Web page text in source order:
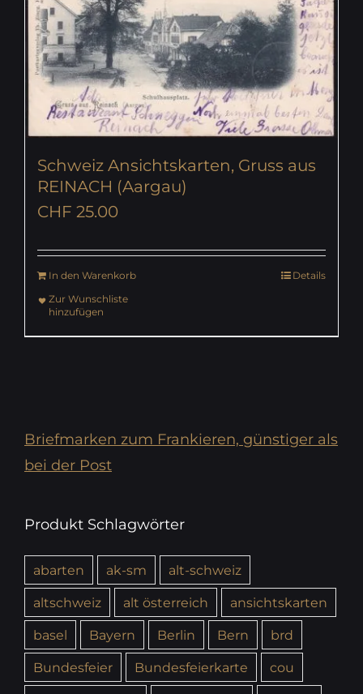
Schweiz Ansichtskarten, Gruss aus
REINACH (Aargau)
CHF 25.00
In den Warenkorb
Details
Zur Wunschliste
hinzufügen
Briefmarken zum Frankieren, günstiger als
bei der Post
Produkt Schlagwörter
abarten ak-sm
alt-schweiz
altschweiz
alt österreich
ansichtskarten
basel
Bayern Berlin Bern
brd
Bundesfeier
Bundesfeierkarte
cou